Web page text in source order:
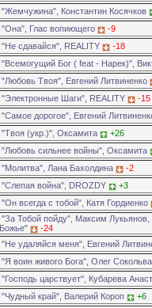
"Жемчужина", Константин Косячков
"Она", Глас вопиющего
-9
"Не сдавайся", REALITY
-18
"Всемогущий Бог ( feat - Нарек)",
"Любовь Твоя", Евгений Литвиненко
"Электронные Шаги", REALITY
-15
"Самое дорогое", Евгений
"Твоя (укр.)", Оксамита
+26
"Любовь сильнее войны", Оксамита
"Молитва", Лана Бахолдина
-2
"Слепая война", DROZDY
+3
"Он всегда с тобой", Катя Гордиенко
"За Тобой пойду", Максим
Божье"
-24
"Не удаляйся меня", Евгений
"Я воин живого Бога", Олег
"Господь царствует", Кубарева
"Чудный край", Валерий Короп
+6